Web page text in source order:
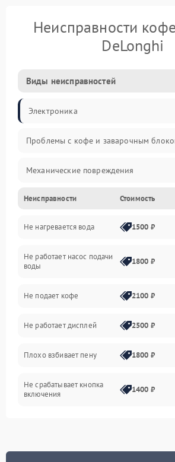
Неисправности
DeLonghi
Виды неисправностей
Электроника
Проблемы с кофе и заварочным
Механические повреждения
Прочие неисправности
Включение и работа
Проблемы с водой
Проблемы с капучинатором и паром
Управление и электроника
Программное обеспечение
Неисправности Стоимость
Не нагревается вода 1500 ₽
Не работает насос подачи
воды
1800 ₽
Не подает кофе 2100 ₽
Не работает дисплей 2500 ₽
Плохо взбивает пену 1800 ₽
Не срабатывает кнопка
включения
1400 ₽
Постоянные сбои в работе 1500 ₽